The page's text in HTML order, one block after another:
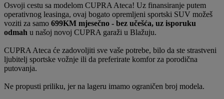
Osvoji cestu sa modelom CUPRA Ateca! Uz finansiranje putem
operativnog leasinga, ovaj bogato opremljeni sportski SUV možeš
voziti za samo 699KM mjesečno - bez učešća, uz isporuku
odmah u našoj novoj CUPRA garaži u Blažuju.
CUPRA Ateca će zadovoljiti sve vaše potrebe, bilo da ste strastveni
ljubitelj sportske vožnje ili da preferirate komfor za porodična
putovanja.
Ne propusti priliku, jer na lageru imamo ograničen broj modela.